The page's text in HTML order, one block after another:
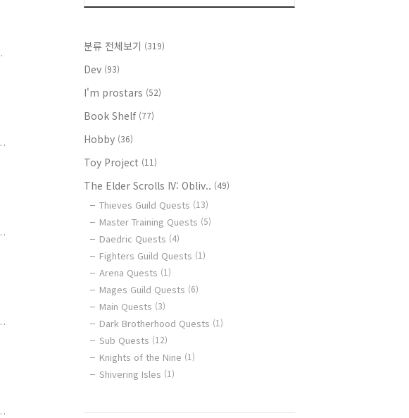
분류 전체보기 (319)
Dev (93)
I'm prostars (52)
Book Shelf (77)
Hobby (36)
Toy Project (11)
The Elder Scrolls IV: Obliv.. (49)
Thieves Guild Quests (13)
Master Training Quests (5)
Daedric Quests (4)
Fighters Guild Quests (1)
Arena Quests (1)
Mages Guild Quests (6)
Main Quests (3)
Dark Brotherhood Quests (1)
Sub Quests (12)
Knights of the Nine (1)
Shivering Isles (1)